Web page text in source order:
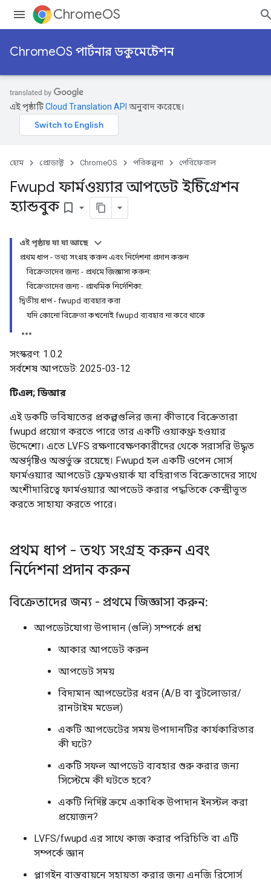
ChromeOS
ChromeOS পার্টনার ডকুমেন্টেশন
এই পৃষ্ঠাটিCloud Translation API অনুবাদ করেছে।
হোম প্রোডাক্ট ChromeOS পরিকল্পনা পেরিফেরাল
Fwupd ফার্মওয়্যার আপডেট ইন্টিগ্রেশন
হ্যান্ডবুক bookmark_border
এই পৃষ্ঠায় যা যা আছে
প্রথম ধাপ - তথ্য সংগ্রহ করুন এবং নির্দেশনা প্রদান করুন
বিক্রেতাদের জন্য - প্রথমে জিজ্ঞাসা করুন:
বিক্রেতাদের জন্য - প্রাথমিক নির্দেশিকা:
দ্বিতীয় ধাপ - fwupd ব্যবহার করা
যদি কোনো বিক্রেতা কখনোই fwupd ব্যবহার না করে থাকে
সংস্করণ: 1.0.2
সর্বশেষ আপডেট: 2025-03-12
টিএল; ডিআর
এই ডকটি ভবিষ্যতের প্রকল্পগুলির জন্য কীভাবে বিক্রেতারা
fwupd প্রয়োগ করতে পারে তার একটি ওয়াকথ্রু হওয়ার
উদ্দেশ্যে। এতে LVFS রক্ষণাবেক্ষণকারীদের থেকে সরাসরি উদ্ধৃত
অন্তর্দৃষ্টিও অন্তর্ভুক্ত রয়েছে। Fwupd হল একটি ওপেন সোর্স
ফার্মওয়্যার আপডেট ফ্রেমওয়ার্ক যা বহিরাগত বিক্রেতাদের সাথে
অংশীদারিত্বে ফার্মওয়্যার আপডেট করার পদ্ধতিকে কেন্দ্রীভূত
করতে সাহায্য করতে পারে।
প্রথম ধাপ - তথ্য সংগ্রহ করুন এবং
নির্দেশনা প্রদান করুন
বিক্রেতাদের জন্য - প্রথমে জিজ্ঞাসা করুন:
আপডেটযোগ্য উপাদান (গুলি) সম্পর্কে প্রশ্ন
আকার আপডেট করুন
আপডেট সময়
বিদ্যমান আপডেটের ধরন (A/B বা বুটলোডার/
রানটাইম মডেল)
একটি আপডেটের সময় উপাদানটির কার্যকারিতার
কী ঘটে?
একটি সফল আপডেট ব্যবহার শুরু করার জন্য
সিস্টেমে কী ঘটতে হবে?
একটি নির্দিষ্ট ক্রমে একাধিক উপাদান ইনস্টল করা
প্রয়োজন?
LVFS/fwupd এর সাথে কাজ করার পরিচিতি বা এটি
সম্পর্কে জ্ঞান
প্লাগইন বাস্তবায়নে সহায়তা করার জন্য এনজি রিসোর্স